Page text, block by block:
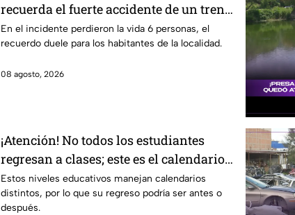
recuerda el fuerte accidente de un tren
en Irapuato
En el incidente perdieron la vida 6 personas, el
recuerdo duele para los habitantes de la localidad.
08 agosto, 2026
¡Atención! No todos los estudiantes
regresan a clases; este es el calendario
escolar 2026-2027; ¿afectará a
Guanajuato?
Estos niveles educativos manejan calendarios
distintos, por lo que su regreso podría ser antes o
después.